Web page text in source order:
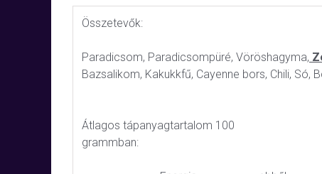
Összetevők:
Paradicsom, Paradicsompüré, Vöröshagyma,
Bazsalikom, Kakukkfű, Cayenne bors, Chili, Só,
Átlagos tápanyagtartalom 100
grammban: